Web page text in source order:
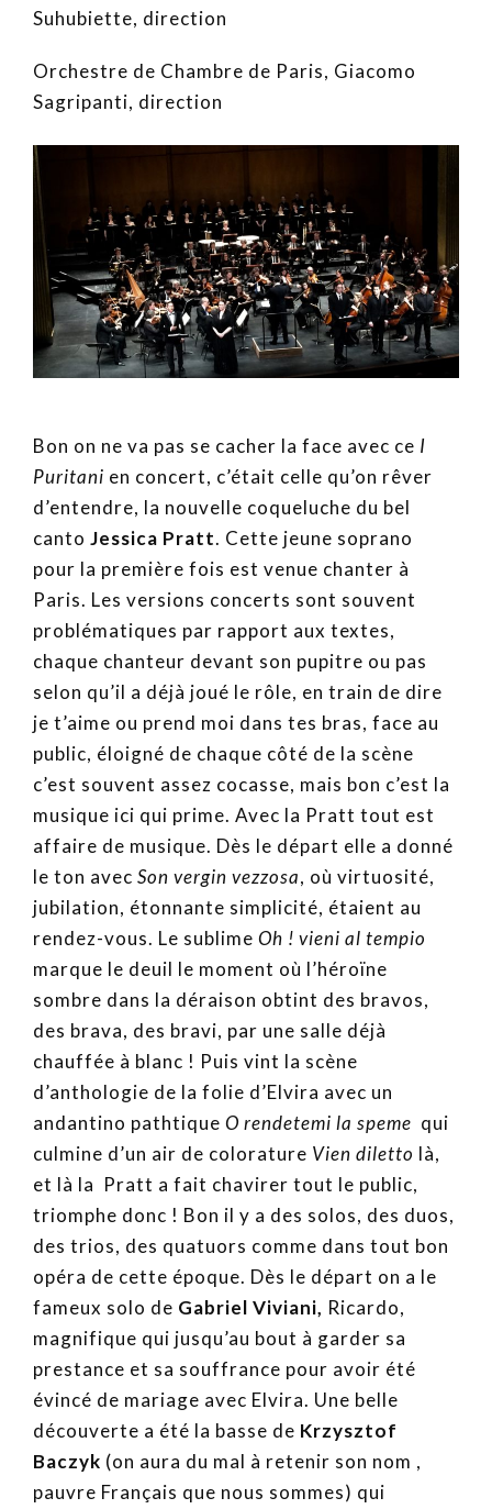
Suhubiette, direction
Orchestre de Chambre de Paris, Giacomo
Sagripanti, direction
Bon on ne va pas se cacher la face avec ce I
Puritani en concert, c’était celle qu’on rêver
d’entendre, la nouvelle coqueluche du bel
canto Jessica Pratt. Cette jeune soprano
pour la première fois est venue chanter à
Paris. Les versions concerts sont souvent
problématiques par rapport aux textes,
chaque chanteur devant son pupitre ou pas
selon qu’il a déjà joué le rôle, en train de dire
je t’aime ou prend moi dans tes bras, face au
public, éloigné de chaque côté de la scène
c’est souvent assez cocasse, mais bon c’est la
musique ici qui prime. Avec la Pratt tout est
affaire de musique. Dès le départ elle a donné
le ton avec Son vergin vezzosa, où virtuosité,
jubilation, étonnante simplicité, étaient au
rendez-vous. Le sublime Oh ! vieni al tempio
marque le deuil le moment où l’héroïne
sombre dans la déraison obtint des bravos,
des brava, des bravi, par une salle déjà
chauffée à blanc ! Puis vint la scène
d’anthologie de la folie d’Elvira avec un
andantino pathtique O rendetemi la speme qui
culmine d’un air de colorature Vien diletto là,
et là la Pratt a fait chavirer tout le public,
triomphe donc ! Bon il y a des solos, des duos,
des trios, des quatuors comme dans tout bon
opéra de cette époque. Dès le départ on a le
fameux solo de Gabriel Viviani, Ricardo,
magnifique qui jusqu’au bout à garder sa
prestance et sa souffrance pour avoir été
évincé de mariage avec Elvira. Une belle
découverte a été la basse de Krzysztof
Baczyk (on aura du mal à retenir son nom ,
pauvre Français que nous sommes) qui